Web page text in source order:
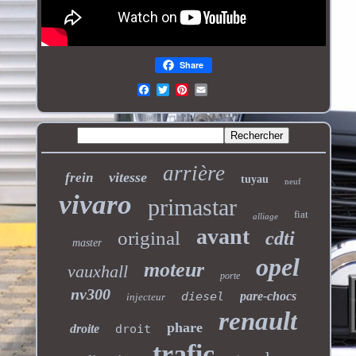
Share
frein vitesse arrière tuyau neuf
vivaro primastar alliage fiat
master original avant cdti
vauxhall moteur porte opel
nv300 injecteur diesel pare-chocs
droite droit phare renault